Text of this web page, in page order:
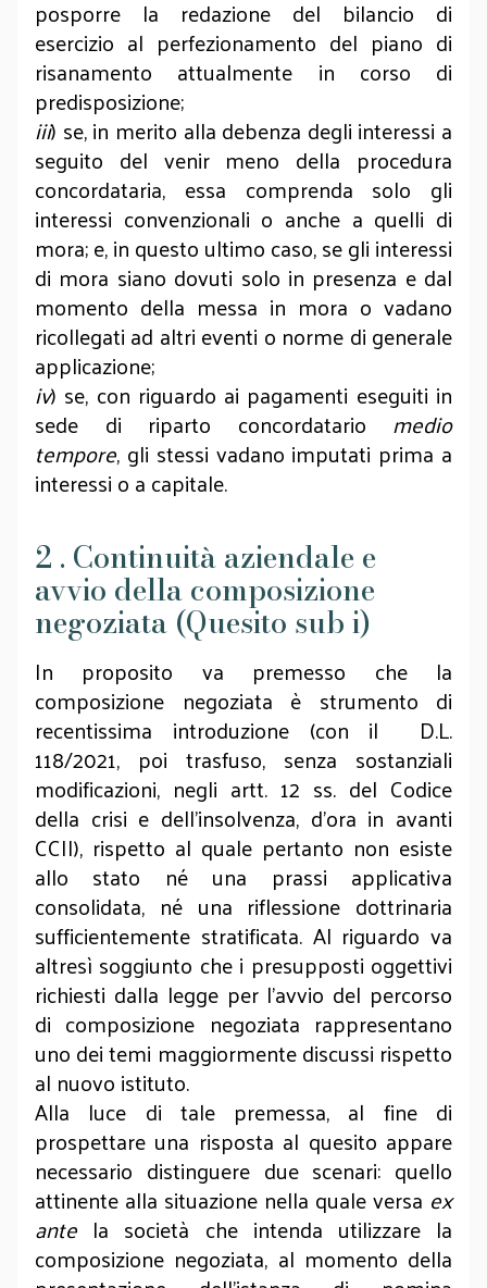
posporre la redazione del bilancio di
esercizio al perfezionamento del piano di
risanamento attualmente in corso di
predisposizione;
iii) se, in merito alla debenza degli interessi a
seguito del venir meno della procedura
concordataria, essa comprenda solo gli
interessi convenzionali o anche a quelli di
mora; e, in questo ultimo caso, se gli interessi
di mora siano dovuti solo in presenza e dal
momento della messa in mora o vadano
ricollegati ad altri eventi o norme di generale
applicazione;
iv) se, con riguardo ai pagamenti eseguiti in
sede di riparto concordatario medio
tempore, gli stessi vadano imputati prima a
interessi o a capitale.
2 . Continuità aziendale e
avvio della composizione
negoziata (Quesito sub i)
In proposito va premesso che la
composizione negoziata è strumento di
recentissima introduzione (con il D.L.
118/2021, poi trasfuso, senza sostanziali
modificazioni, negli artt. 12 ss. del Codice
della crisi e dell’insolvenza, d’ora in avanti
CCII), rispetto al quale pertanto non esiste
allo stato né una prassi applicativa
consolidata, né una riflessione dottrinaria
sufficientemente stratificata. Al riguardo va
altresì soggiunto che i presupposti oggettivi
richiesti dalla legge per l’avvio del percorso
di composizione negoziata rappresentano
uno dei temi maggiormente discussi rispetto
al nuovo istituto.
Alla luce di tale premessa, al fine di
prospettare una risposta al quesito appare
necessario distinguere due scenari: quello
attinente alla situazione nella quale versa ex
ante la società che intenda utilizzare la
composizione negoziata, al momento della